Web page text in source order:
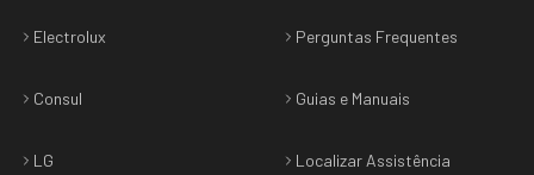
Electrolux
Consul
LG
Perguntas Frequentes
Guias e Manuais
Localizar Assistência